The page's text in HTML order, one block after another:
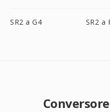
SR2 a G4 SR2 a